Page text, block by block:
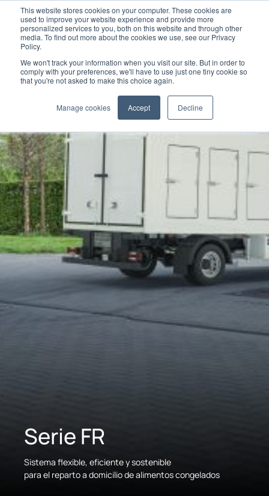
This website stores cookies on your computer. These cookies are
used to improve your website experience and provide more
personalized services to you, both on this website and through other
media. To find out more about the cookies we use, see our Privacy
Policy.
We won't track your information when you visit our site. But in order to
comply with your preferences, we'll have to use just one tiny cookie so
that you're not asked to make this choice again.
Manage cookies Accept Decline
Serie FR
Sistema flexible, eficiente y sostenible
para el reparto a domicilio de alimentos congelados